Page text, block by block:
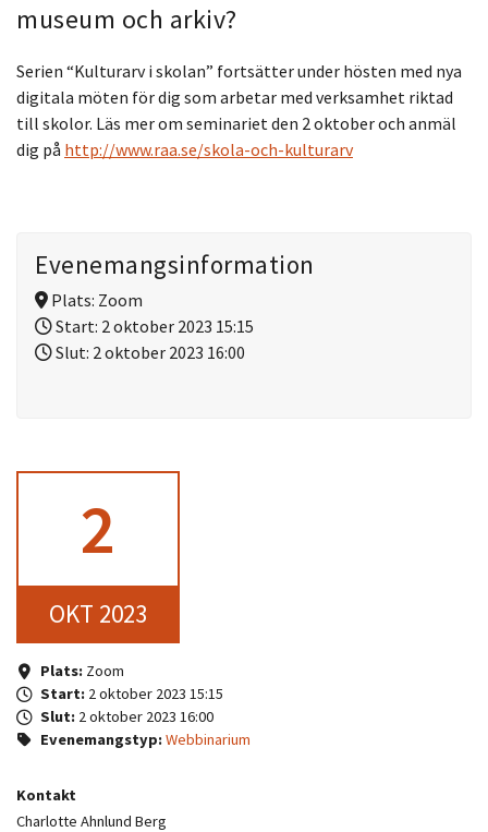
museum och arkiv?
Serien “Kulturarv i skolan” fortsätter under hösten med nya
digitala möten fördig som arbetar med verksamhet riktad
till skolor. Läs mer om seminariet den 2 oktober och anmäl
dig på http://www.raa.se/skola-och-kulturarv
Evenemangsinformation
Plats: Zoom
Start: 2 oktober 2023 15:15
Slut: 2 oktober 2023 16:00
2
OKT 2023
Plats:Zoom
Start: 2 oktober 2023 15:15
Slut: 2 oktober 2023 16:00
Evenemangstyp:Webbinarium
Kontakt
Charlotte Ahnlund Berg